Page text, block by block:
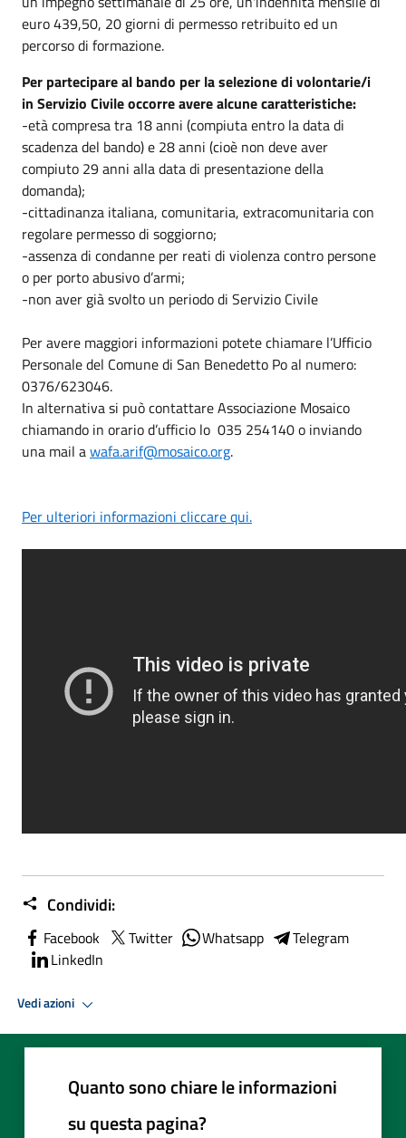
euro 439,50, 20 giorni di permesso retribuito ed un
percorso di formazione.
Per partecipare al bando per la selezione di volontarie/i
in Servizio Civile occorre avere alcune caratteristiche:
-età compresa tra 18 anni (compiuta entro la data di
scadenza del bando) e 28 anni (cioè non deve aver
compiuto 29 anni alla data di presentazione della
domanda);
-cittadinanza italiana, comunitaria, extracomunitaria con
regolare permesso di soggiorno;
-assenza di condanne per reati di violenza contro persone
o per porto abusivo d’armi;
-non aver già svolto un periodo di Servizio Civile
Per avere maggiori informazioni potete chiamare l’Ufficio
Personale del Comune di San Benedetto Po al numero:
0376/623046.
In alternativa si può contattare Associazione Mosaico
chiamando in orario d’ufficio lo 035 254140 o inviando
una mail awafa.arif@mosaico.org.
Per ulteriori informazioni cliccare qui.
Condividi:
Facebook Twitter Whatsapp
Telegram
LinkedIn
Vedi azioni
Quanto sono chiare le informazioni
su questa pagina?